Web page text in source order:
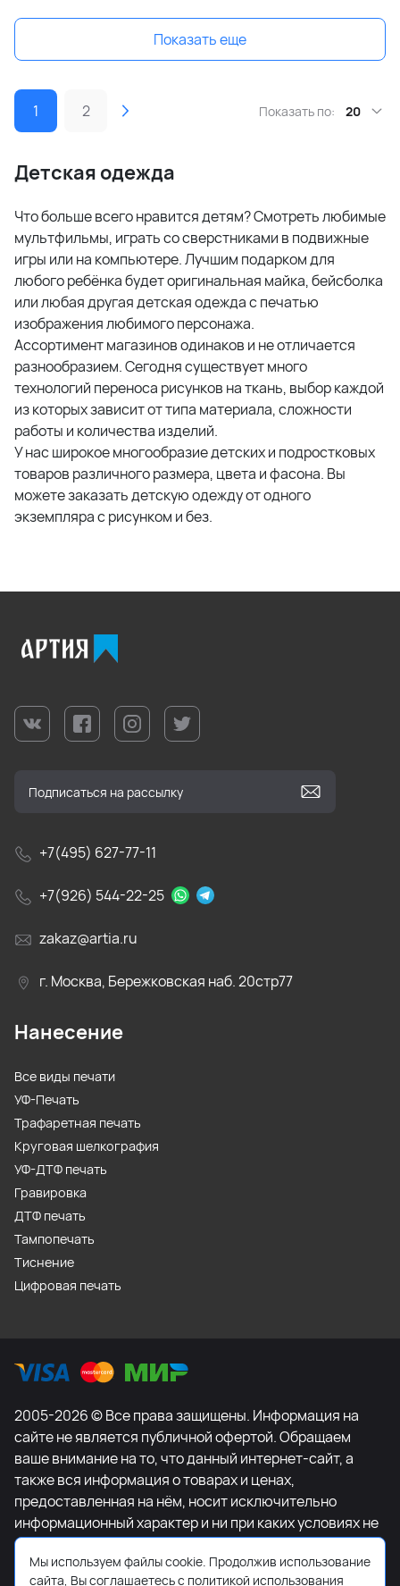
Показать еще
1 2 Показать по: 20
Детская одежда
Что больше всего нравится детям? Смотреть любимые
мультфильмы, играть со сверстниками в подвижные
игры или на компьютере. Лучшим подарком для
любого ребёнка будет оригинальная майка, бейсболка
или любая другая детская одежда с печатью
изображения любимого персонажа.
Ассортимент магазинов одинаков и не отличается
разнообразием. Сегодня существует много
технологий переноса рисунков на ткань, выбор каждой
из которых зависит от типа материала, сложности
работы и количества изделий.
У нас широкое многообразие детских и подростковых
товаров различного размера, цвета и фасона. Вы
можете заказать детскую одежду от одного
экземпляра с рисунком и без.
+7(495) 627-77-11
+7(926) 544-22-25
zakaz@artia.ru
г. Москва, Бережковская наб. 20стр77
Нанесение
Все виды печати
УФ-Печать
Трафаретная печать
Круговая шелкография
УФ-ДТФ печать
Гравировка
ДТФ печать
Тампопечать
Тиснение
Цифровая печать
2005-2026 © Все права защищены. Информация на
сайте не является публичной офертой. Обращаем
ваше внимание на то, что данный интернет-сайт, а
также вся информация о товарах и ценах,
предоставленная на нём, носит исключительно
информационный характер и ни при каких условиях не
является публичной офертой, определяемой
положениями Статьи 437 Гражданского кодекса
Мы используем файлы cookie. Продолжив использование
сайта, Вы соглашаетесь с политикой использования